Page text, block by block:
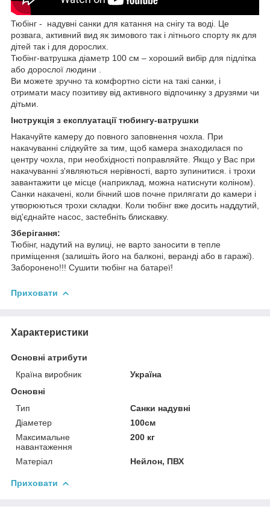
Тюбінг - надувні санки для катання на снігу та воді. Це
розвага, активний вид як зимового так і літнього спорту як для
дітей так і для дорослих.
Тюбінг-ватрушка діаметр 100 см – хороший вибір для підлітка
або дорослої людини .
Ви можете зручно та комфортно сісти на такі санки, і
отримати масу позитиву від активного відпочинку з друзями чи
дітьми.
Інструкція з експлуатації тюбингу-ватрушки
Накачуйте камеру до повного заповнення чохла. При
накачуванні слідкуйте за тим, щоб камера знаходилася по
центру чохла, при необхідності поправляйте. Якщо у Вас при
накачуванні з'являються нерівності, варто зупинитися. і трохи
завантажити це місце (наприклад, можна натиснути коліном).
Санки накачені, коли бічний шов почне прилягати до камери і
утворюються трохи складки. Коли тюбінг вже досить наддутий,
від'єднайте насос, застебніть блискавку.
Зберігання:
Тюбінг, надутий на вулиці, не варто заносити в тепле
приміщення (залишіть його на балконі, веранді або в гаражі).
Заборонено!!! Сушити тюбінг на батареї!
Приховати
Характеристики
Основні атрибути
Країна виробник
Україна
Основні
Тип
Санки надувні
Діаметер
100см
Максимальне
навантаження
200 кг
Матеріал Нейлон, ПВХ
Приховати